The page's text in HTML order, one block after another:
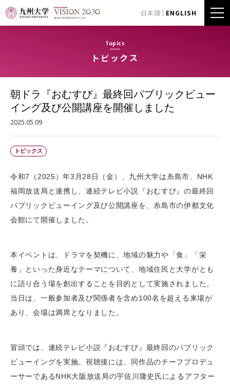
日本語 ENGLISH
Topics
トピックス
朝ドラ『おむすび』最終回パブリックビュー
イング及び公開講座を開催しました
2025.05.09
トピックス
令和7（2025）年3月28日（金）、九州大学は糸島市、NHK
福岡放送局と連携し、連続テレビ小説『おむすび』の最終回
パブリックビューイング及び公開講座を、糸島市の伊都文化
会館にて開催しました。
本イベントは、ドラマを契機に、地域の魅力や「食」「栄
養」といった身近なテーマについて、地域住民と大学がとも
に語り合う場を創出することを目的として実施されました。
当日は、一般参加者及び関係者を含め100名を超える来場が
あり、会場は満席となりました。
冒頭では、連続テレビ小説『おむすび』最終回のパブリック
ビューイングを実施。視聴後には、同作品のチーフプロデュ
ーサーであるNHK大阪放送局の宇佐川隆史氏によるアフター